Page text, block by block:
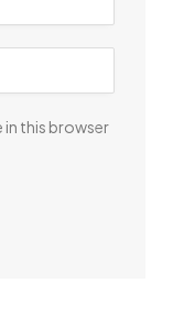
in this browser